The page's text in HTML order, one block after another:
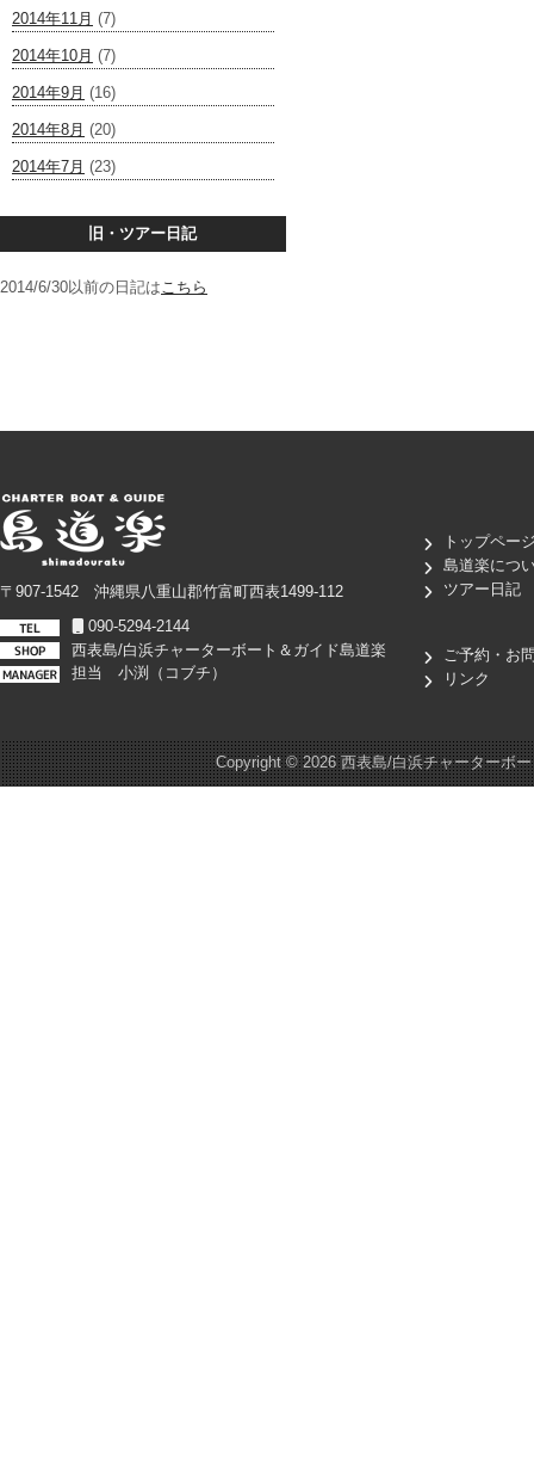
2014年11月 (7)
2014年10月 (7)
2014年9月 (16)
2014年8月 (20)
2014年7月 (23)
旧・ツアー日記
2014/6/30以前の日記はこちら
〒907-1542 沖縄県八重山郡竹富町西表1499-112
090-5294-2144
西表島/白浜チャーターボート＆ガイド島道楽
担当 小渕（コブチ）
トップペー
島道楽につ
ツアー日記
ご予約・お
リンク
Copyright ©2026 西表島/白浜チャーターボ